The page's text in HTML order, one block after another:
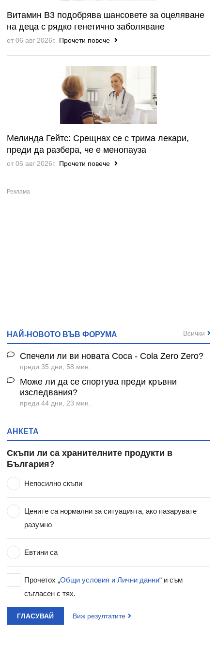
Витамин B3 подобрява шансовете за оцеляване
на деца с рядко генетично заболяване
от 06 авг 2026г. Прочети повече
Мелинда Гейтс: Срещнах се с трима лекари,
преди да разбера, че е менопауза
от 05 авг 2026г. Прочети повече
НАЙ-НОВОТО ВЪВ ФОРУМА
Спечели ли ви новата Coca - Cola Zero Zero?
преди 35 дни, 58 мин.
Може ли да се спортува преди кръвни
изследвания?
преди 44 дни, 23 мин.
Всички
АНКЕТА
Скъпи ли са хранителните продукти в
България?
Непосилно скъпи
Цените са нормални за ситуацията, ако пазарувате
разумно
Евтини са
Прочетох „Общи условия и Лични данни“ и съм
съгласен с тях.
ГЛАСУВАЙ Виж резултатите